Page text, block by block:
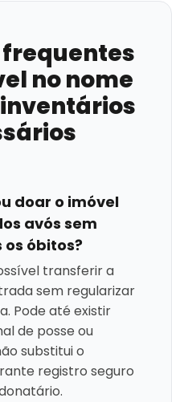
no nome
doar o imóvel
avós sem
óbitos?
transferir a
sem regularizar
Pode até existir
de posse ou
substitui o
registro seguro